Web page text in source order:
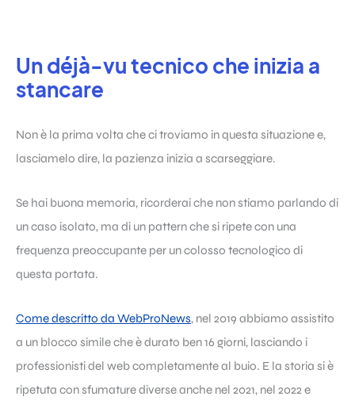
Un déjà-vu tecnico che inizia a
stancare
Non è la prima volta che ci troviamo in questa situazione e,
lasciamelo dire, la pazienza inizia a scarseggiare.
Se hai buona memoria, ricorderai che non stiamo parlando di
un caso isolato, ma di un pattern che si ripete con una
frequenza preoccupante per un colosso tecnologico di
questa portata.
Come descritto da WebProNews, nel 2019 abbiamo assistito
a un blocco simile che è durato ben 16 giorni, lasciando i
professionisti del web completamente al buio. E la storia si è
ripetuta con sfumature diverse anche nel 2021, nel 2022 e